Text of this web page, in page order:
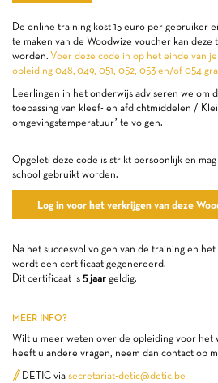
De online training kost 15 euro per gebruiker
te maken van de Woodwize voucher kan deze
worden. Voer deze code in op het einde van
opleiding 048, 049, 051, 052, 053 en/of 054
Leerlingen in het onderwijs adviseren we om
toepassing van kleef- en afdichtmiddelen /
omgevingstemperatuur’ te volgen.
Opgelet: deze code is strikt persoonlijk en
school gebruikt worden.
Log in voor het verkrijgen van deze
Na het succesvol volgen van de training en
wordt een certificaat gegenereerd.
Dit certificaat is 5 jaar geldig.
MEER INFO?
Wilt u meer weten over de opleiding voor het
heeft u andere vragen, neem dan contact op
DETIC via secretariat-detic@detic.be